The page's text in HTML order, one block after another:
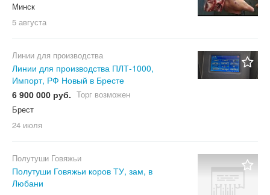
Минск
5 августа
Линии для производства
Линии для производства ПЛТ-1000,
Импорт, РФ Новый в Бресте
6 900 000 руб. Торг возможен
Брест
24 июля
Полутуши Говяжьи
Полутуши Говяжьи коров ТУ, зам, в
Любани